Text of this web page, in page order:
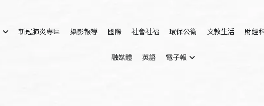
新冠肺炎專區 攝影報導 國際 社會社福 環保公衛 文教生活 財經
融媒體 英語 電子報